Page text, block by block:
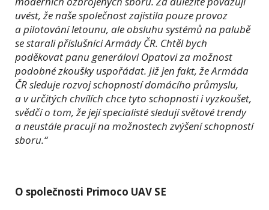
uvést, že naše společnost zajistila pouze provoz
a pilotování letounu, ale obsluhu systémů na palubě
se starali příslušníci Armády ČR. Chtěl bych
poděkovat panu generálovi Opatovi za možnost
podobné zkoušky uspořádat. Již jen fakt, že Armáda
ČR sleduje rozvoj schopností domácího průmyslu,
a v určitých chvílích chce tyto schopnosti i vyzkoušet,
svědčí o tom, že její specialisté sledují světové trendy
a neustále pracují na možnostech zvýšení schopností
sboru.“
O společnosti Primoco UAV SE